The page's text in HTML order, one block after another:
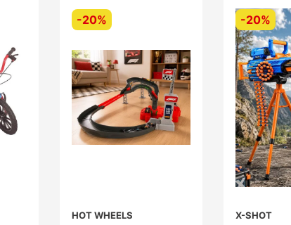
-20%
HOT WHEELS
-20%
X-SHOT